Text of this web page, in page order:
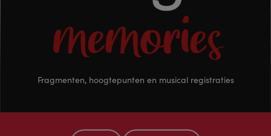
memoires
Fragmenten, hoogtepunten en musical registraties